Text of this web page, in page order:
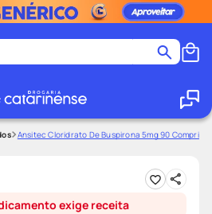
Ansitec Cloridrato De Buspirona 5mg 90
exige receita